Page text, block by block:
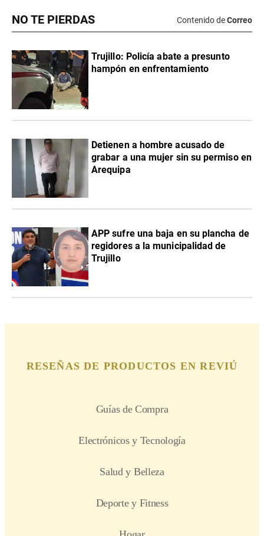
NO TE PIERDAS Contenido deCorreo
Trujillo: Policía abate a presunto
hampón en enfrentamiento
Detienen a hombre acusado de
grabar a una mujer sin su permiso en
Arequipa
APP sufre una baja en su plancha de
regidores a la municipalidad de
Trujillo